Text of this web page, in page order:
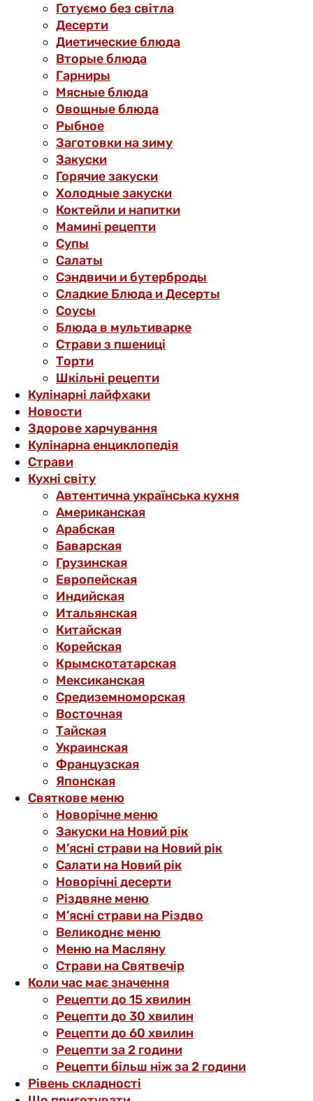
Готуємо без світла
Десерти
Диетические блюда
Вторые блюда
Гарниры
Мясные блюда
Овощные блюда
Рыбное
Заготовки на зиму
Закуски
Горячие закуски
Холодные закуски
Коктейли и напитки
Мамині рецепти
Супы
Салаты
Сэндвичи и бутерброды
Сладкие Блюда и Десерты
Соусы
Блюда в мультиварке
Страви з пшениці
Торти
Шкільні рецепти
Кулінарні лайфхаки
Новости
Здорове харчування
Кулінарна енциклопедія
Страви
Кухні світу
Автентична українська кухня
Американская
Арабская
Баварская
Грузинская
Европейская
Индийская
Итальянская
Китайская
Корейская
Крымскотатарская
Мексиканская
Средиземноморская
Восточная
Тайская
Украинская
Французская
Японская
Святкове меню
Новорічне меню
Закуски на Новий рік
М’ясні страви на Новий рік
Салати на Новий рік
Новорічні десерти
Різдвяне меню
М’ясні страви на Різдво
Великоднє меню
Меню на Масляну
Страви на Святвечір
Коли час має значення
Рецепти до 15 хвилин
Рецепти до 30 хвилин
Рецепти до 60 хвилин
Рецепти за 2 години
Рецепти більш ніж за 2 години
Рівень складності